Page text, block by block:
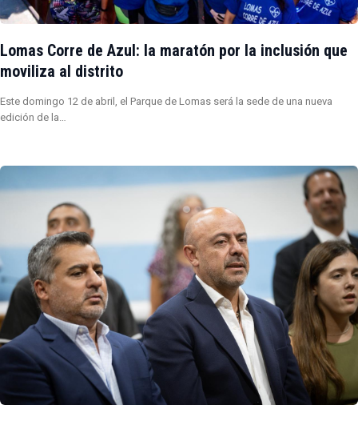
Lomas Corre de Azul: la maratón por la inclusión que
moviliza al distrito
Este domingo 12 de abril, el Parque de Lomas será la sede de una nueva
edición de la…